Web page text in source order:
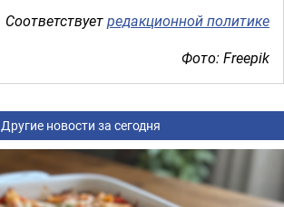
Соответствуетредакционной политике
Фото: Freepik
Другие новости за сегодня